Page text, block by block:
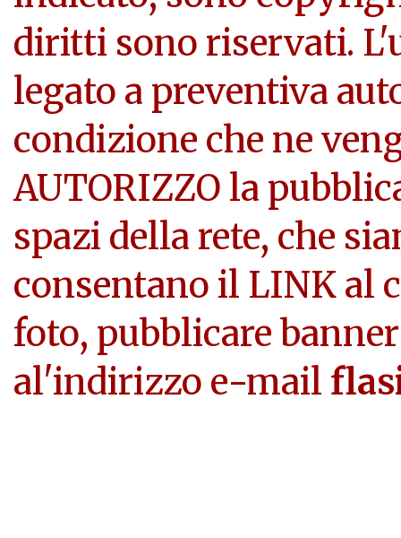
diritti sono riservati.
legato a preventiva
condizione che ne
AUTORIZZO la
spazi della rete, che
consentano il LINK al
foto, pubblicare
al'indirizzo e-mail